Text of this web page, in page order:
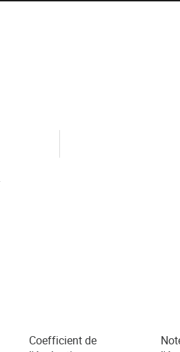
Coefficient de